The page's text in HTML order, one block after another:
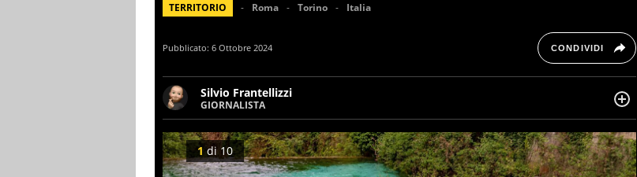
TERRITORIO Roma Torino Italia
Pubblicato: 6 Ottobre 2024 CONDIVIDI
Silvio Frantellizzi
GIORNALISTA
Giornalista pubblicista. Da oltre dieci anni si occupa di informazione sul web,
scrivendo di sport, attualità, cronaca, motori, spettacolo e videogame.
1 di 10